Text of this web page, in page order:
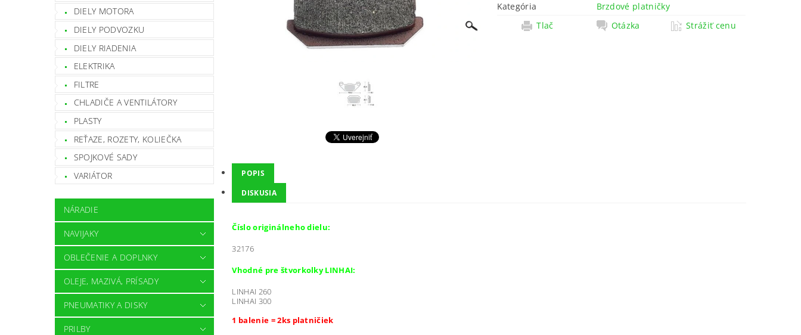
DIELY MOTORA
DIELY PODVOZKU
DIELY RIADENIA
ELEKTRIKA
FILTRE
CHLADIČE A VENTILÁTORY
PLASTY
REŤAZE, ROZETY, KOLIEČKA
SPOJKOVÉ SADY
VARIÁTOR
NÁRADIE
NAVIJAKY
OBLEČENIE A DOPLNKY
OLEJE, MAZIVÁ, PRÍSADY
PNEUMATIKY A DISKY
PRILBY
Kategória
Brzdové platničky
Tlač
Otázka Strážiť cenu
POPIS
DISKUSIA
Číslo originálneho dielu:
32176
Vhodné pre štvorkolky LINHAI:
LINHAI 260
LINHAI 300
1 balenie = 2ks platničiek